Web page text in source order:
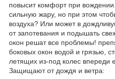
повысит комфорт при
сильную жару, но при этом
воздуха? Или может в
от запотевания и подышать
окон решат все проблемы!
боковых окон водой и грязью,
летящих из-под колес впереди
Защищают от дождя и ветра: